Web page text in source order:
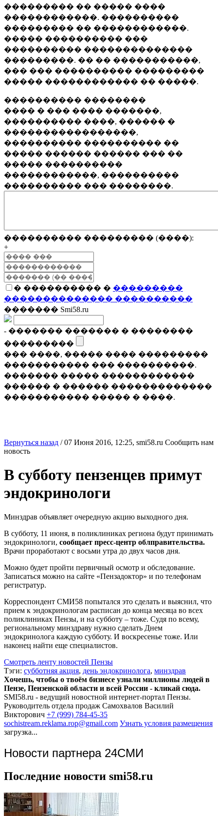
��������� �� ����� ����
������������. ����������
��������� �� ������������.
����� ���������� ���
���������� ��������������
���������. �� �� �����������,
��� ��� ���������� ���������
����� ������������ �� �����.
���������� ��������
���� � ��� ���� �������,
���������� ����, ������ �
�����������������,
���������� ���������� ��
����� ������ ������ ��� ��
����� ����������
������������, ����������
���������� ��� ��������.
���������� ��������� (����):
+
� ���������� � ���������
�������������� ����������
������� Smi58.ru
- ������� ������� � ��������
���������
��� ����, ����� ���� ���������
����������� ��� ����������.
������� ����� ������������
������ � ������ �������������
����������� ����� � ����.
Вернуться назад /07 Июня 2016, 12:25, smi58.ru Сообщить нам
новость
В субботу пензенцев примут
эндокринологи
Минздрав объявляет очередную акцию выходного дня.
В субботу, 11 июня, в поликлиниках региона будут принимать
эндокринологи, сообщает пресс-центр облправительства.
Врачи проработают с восьми утра до двух часов дня.
Можно будет пройти первичный осмотр и обследование.
Записаться можно на сайте «Пензадоктор» и по телефонам
регистратур.
Корреспондент СМИ58 попытался это сделать и выяснил, что
прием к эндокринологам расписан до конца месяца во всех
поликлиниках Пензы, и на субботу – тоже. Судя по всему,
региональному минздраву нужно сделать Днем
эндокринолога каждую субботу. И воскресенье тоже. Или
наконец найти еще специалистов.
Смотреть ленту новостей Пензы
Тэги: субботняя акция, день эндокринолога, минздрав
Хочешь, чтобы о твоём бизнесе узнали миллионы людей в
Пензе, Пензенской области и всей России - кликай сюда.
SMI58.ru - ведущий новостной интернет-портал Пензы.
Руководитель отдела продаж Самохвалов Василий
Викторович +7 (999) 784-45-35
sochistream.reklama.rop@gmail.com Узнать условия размещения
загрузка...
Новости партнера 24СМИ
Последние новости smi58.ru